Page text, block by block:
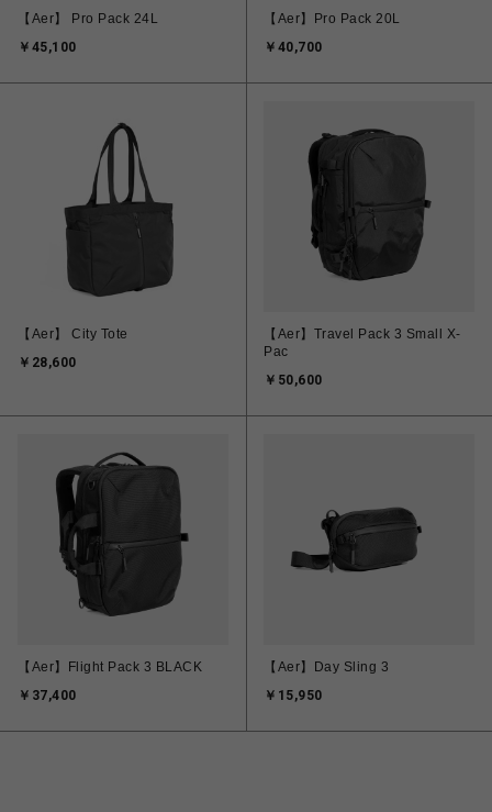
【Aer】 Pro Pack 24L
￥45,100
【Aer】Pro Pack 20L
￥40,700
【Aer】 City Tote
￥28,600
【Aer】Travel Pack 3 Small X-
Pac
￥50,600
【Aer】Flight Pack 3 BLACK
￥37,400
【Aer】Day Sling 3
￥15,950